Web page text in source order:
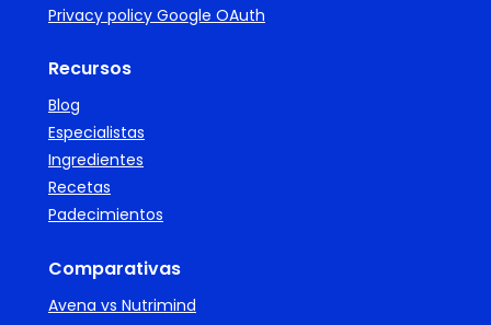
Privacy policy Google OAuth
Recursos
Blog
Especialistas
Ingredientes
Recetas
Padecimientos
Comparativas
Avena vs Nutrimind